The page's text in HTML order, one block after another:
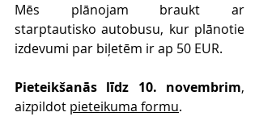
Mēs plānojam braukt ar
starptautisko autobusu, kur plānotie
izdevumi par biļetēm ir ap 50 EUR.
Pieteikšanās līdz 10. novembrim,
aizpildot pieteikuma formu.